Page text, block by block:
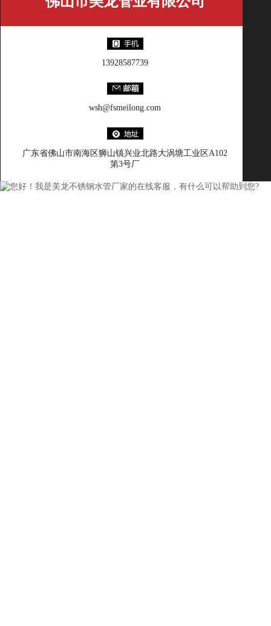
13928587739
wsh@fsmeilong.com
广东省佛山市南海区狮山镇兴业北路大涡塘工业区A102
第3号厂